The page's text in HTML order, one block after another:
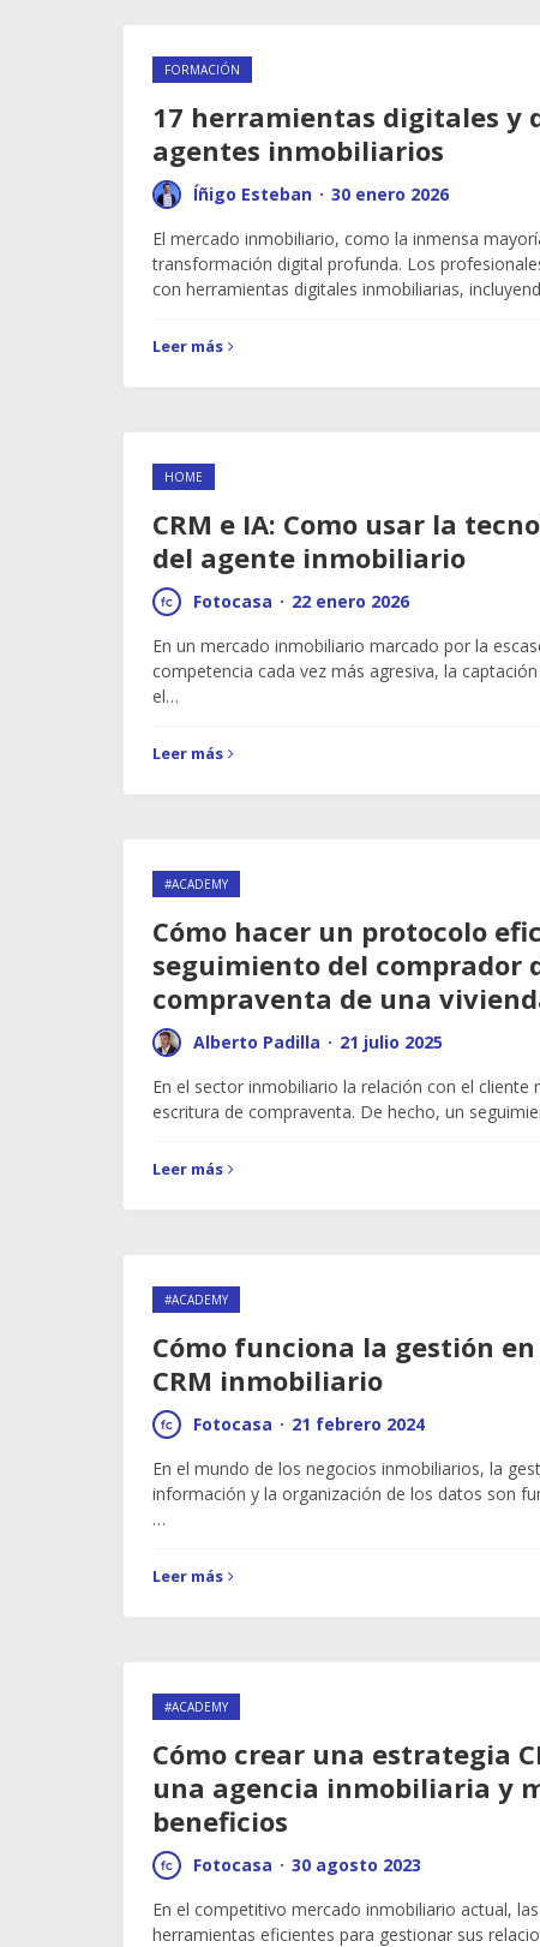
FORMACIÓN
17 herramientas digitales y
agentes inmobiliarios
Íñigo Esteban · 30 enero 2026
El mercado inmobiliario, como la inmensa
transformación digital profunda. Los
con herramientas digitales inmobiliarias,
Leer más
HOME
CRM e IA: Como usar la
del agente inmobiliario
Fotocasa · 22 enero 2026
En un mercado inmobiliario marcado por la
competencia cada vez más agresiva, la
el…
Leer más
#ACADEMY
Cómo hacer un protocolo
seguimiento del comprador
compraventa de una
Alberto Padilla · 21 julio 2025
En el sector inmobiliario la relación con el cliente
escritura de compraventa. De hecho, un
Leer más
#ACADEMY
Cómo funciona la gestión
CRM inmobiliario
Fotocasa · 21 febrero 2024
En el mundo de los negocios inmobiliarios, la
información y la organización de los datos son
…
Leer más
#ACADEMY
Cómo crear una estrategia
una agencia inmobiliaria y
beneficios
Fotocasa · 30 agosto 2023
En el competitivo mercado inmobiliario actual,
herramientas eficientes para gestionar sus